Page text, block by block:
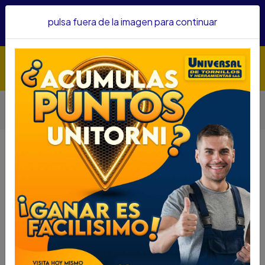
confianza&nbsp;Recibe un KIT PARRILLERO por compras
Herramientas Herramienta Eléctrica
MOTOR TOOL DREMEL REF 3000 1/26 1 ADITAMENTO/KIT 26
ACCESORIOS F013.300.0PF-000
MOTOR TOOL DREMEL REF 3000
1/26 1 ADITAMENTO/KIT 26
ACCESORIOS F013.300.0PF-000
DESCRIPCIÓN
MOTOR TOOL DREMEL REF 3000 1/26 1
ADITAMENTO/KIT 26 ACCESORIOS F013.300.0PF-
SKU.....67820024
pulsa fuera de la imagen para continuar